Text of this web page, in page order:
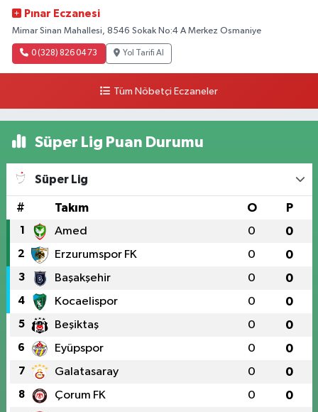
Pınar Eczanesi
Mimar Sinan Mahallesi, 8546 Sokak No:4 A Merkez Osmaniye
0 (328) 826 04 73 Yol Tarifi Al
Tüm Nöbetçi Eczaneler
Süper Lig Puan Durumu
Süper Lig
# Takım O P
1 Amed 0 0
2 Erzurumspor FK 0 0
3 Başakşehir 0 0
4 Kocaelispor 0 0
5 Beşiktaş 0 0
6 Eyüpspor 0 0
7 Galatasaray 0 0
8 Çorum FK 0 0